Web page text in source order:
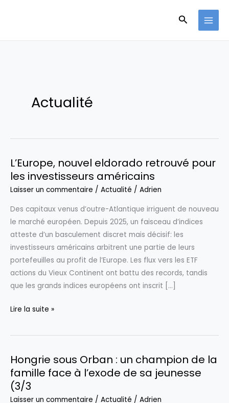
Actualité
L’Europe, nouvel eldorado retrouvé pour
les investisseurs américains
Laisser un commentaire / Actualité / Adrien
Des capitaux venus d’outre-Atlantique irriguent de nouveau
le marché européen. Depuis 2025, un faisceau d’indices
atteste d’un basculement discret mais décisif: les
investisseurs américains arbitrent une partie de leurs
portefeuilles au profit de l’Europe. Les flux vers les ETF
actions du Vieux Continent ont battu des records, tandis
que les grands indices européens ont inscrit […]
L’Europe,
eldorado
pour
les
investisseurs
américains
Lire la suite »
Hongrie sous Orban : un champion de la
famille face à l’exode de sa jeunesse
(3/3
Laisser un commentaire / Actualité / Adrien